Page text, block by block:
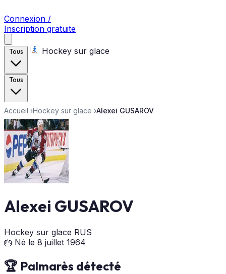
Connexion /
Inscription gratuite
Tous Hockey sur glace
Tous
Accueil ›Hockey sur glace ›Alexei GUSAROV
Alexei GUSAROV
Hockey sur glace RUS
🎂 Né le 8 juillet 1964
🏆 Palmarès détecté